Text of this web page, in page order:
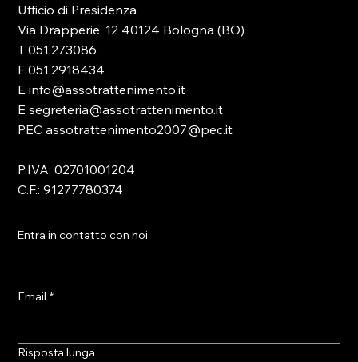
Ufficio di Presidenza
Via Drapperie, 12 40124 Bologna (BO)
T 051.273086
F 051.2918434
E info@assotrattenimento.it
E segreteria@assotrattenimento.it
PEC assotrattenimento2007@pec.it
P.IVA: 02701001204
C.F.: 91277780374
Entra in contatto con noi
Email *
Risposta lunga